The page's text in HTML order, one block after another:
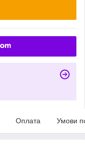
Оплата Умови